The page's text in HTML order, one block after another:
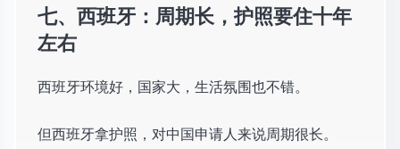
七、西班牙：周期长，护照要住十年
左右
西班牙环境好，国家大，生活氛围也不错。
但西班牙拿护照，对中国申请人来说周期很长。